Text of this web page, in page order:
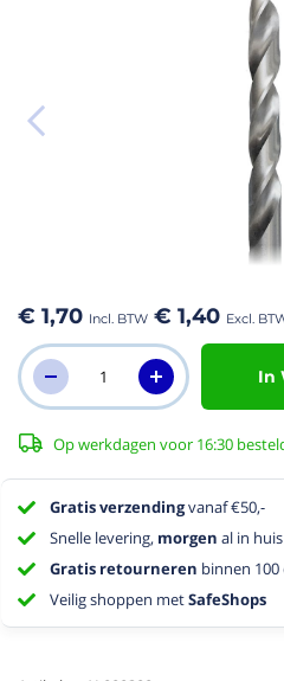
€ 1,70 € 1,40
Op werkdagen voor 16:30
In
Gratis verzendingvanaf €50,-
Snelle levering, morgen al in huis
Gratis retourneren binnen 100
Veilig shoppen metSafeShops